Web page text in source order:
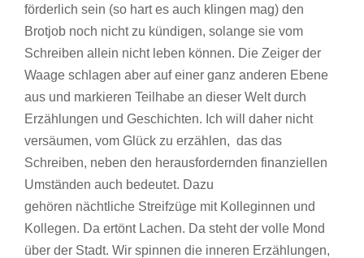
förderlich sein (so hart es auch klingen mag) den
Brotjob noch nicht zu kündigen, solange sie vom
Schreiben allein nicht leben können. Die Zeiger der
Waage schlagen aber auf einer ganz anderen Ebene
aus und markieren Teilhabe an dieser Welt durch
Erzählungen und Geschichten. Ich will daher nicht
versäumen, vom Glück zu erzählen, das das
Schreiben, neben den herausfordernden finanziellen
Umständen auch bedeutet. Dazu
gehören nächtliche Streifzüge mit Kolleginnen und
Kollegen. Da ertönt Lachen. Da steht der volle Mond
über der Stadt. Wir spinnen die inneren Erzählungen,